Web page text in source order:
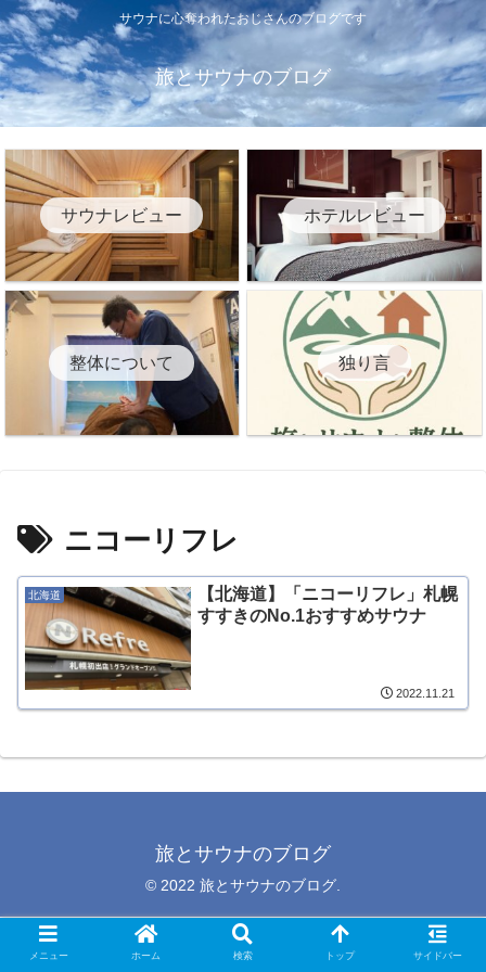
サウナに心奪われたおじさんのブログです
旅とサウナのブログ
サウナレビュー ホテルレビュー
整体について 独り言
ニコーリフレ
北海道
【北海道】「ニコーリフレ」札幌
すすきのNo.1おすすめサウナ
2022.11.21
旅とサウナのブログ
© 2022 旅とサウナのブログ.
メニュー ホーム 検索 トップ サイドバー